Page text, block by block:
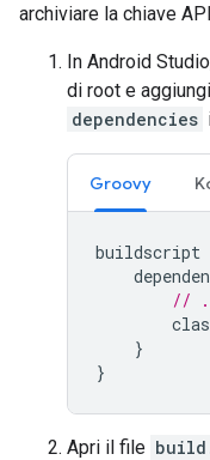
archiviare la chiave
In Android
di root e
dependencies
Groovy
buildscript
//
}
}
Apri il file